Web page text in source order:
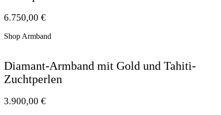
6.750,00 €
Shop Armband
Diamant-Armband mit Gold und Tahiti-
Zuchtperlen
3.900,00 €